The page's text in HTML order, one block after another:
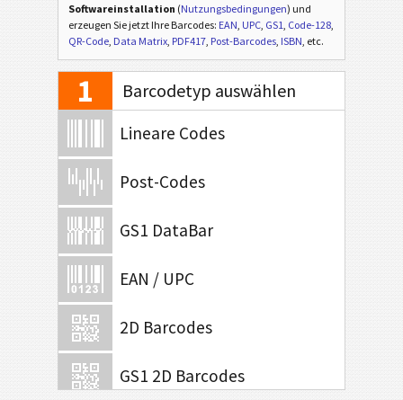
Softwareinstallation (Nutzungsbedingungen) und
erzeugen Sie jetzt Ihre Barcodes: EAN, UPC, GS1, Code-128,
QR-Code, Data Matrix, PDF417, Post-Barcodes, ISBN, etc.
1 Barcodetyp auswählen
Lineare Codes
Post-Codes
GS1 DataBar
EAN / UPC
2D Barcodes
GS1 2D Barcodes